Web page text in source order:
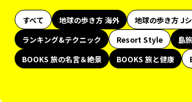
すべて 地球の歩き方 海外 地球の歩き方 Jシ
ランキング&テクニック
Resort Style 島旅
BOOKS 旅の名言＆絶景
BOOKS 旅と健康